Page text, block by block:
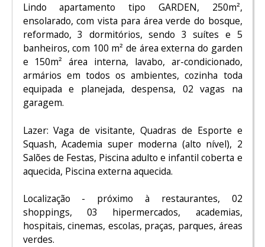
Lindo apartamento tipo GARDEN, 250m²,
ensolarado, com vista para área verde do bosque,
reformado, 3 dormitórios, sendo 3 suítes e 5
banheiros, com 100 m² de área externa do garden
e 150m² área interna, lavabo, ar-condicionado,
armários em todos os ambientes, cozinha toda
equipada e planejada, despensa, 02 vagas na
garagem.
Lazer: Vaga de visitante, Quadras de Esporte e
Squash, Academia super moderna (alto nível), 2
Salões de Festas, Piscina adulto e infantil coberta e
aquecida, Piscina externa aquecida.
Localização - próximo à restaurantes, 02
shoppings, 03 hipermercados, academias,
hospitais, cinemas, escolas, praças, parques, áreas
verdes.